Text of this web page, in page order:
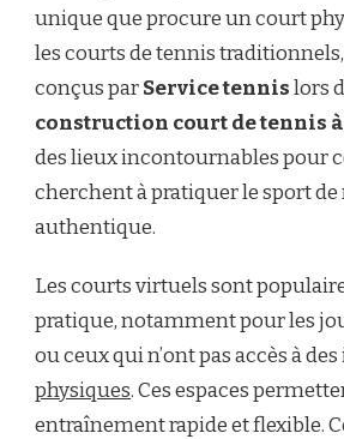
unique que procure un court
les courts de tennis
conçus parService tennislors
construction court de tennis
des lieux incontournables pour
cherchent à pratiquer le sport
authentique.
Les courts virtuels sont
pratique, notamment pour les
ou ceux qui n’ont pas accès à
physiques. Ces espaces
entraînement rapide et flexible.